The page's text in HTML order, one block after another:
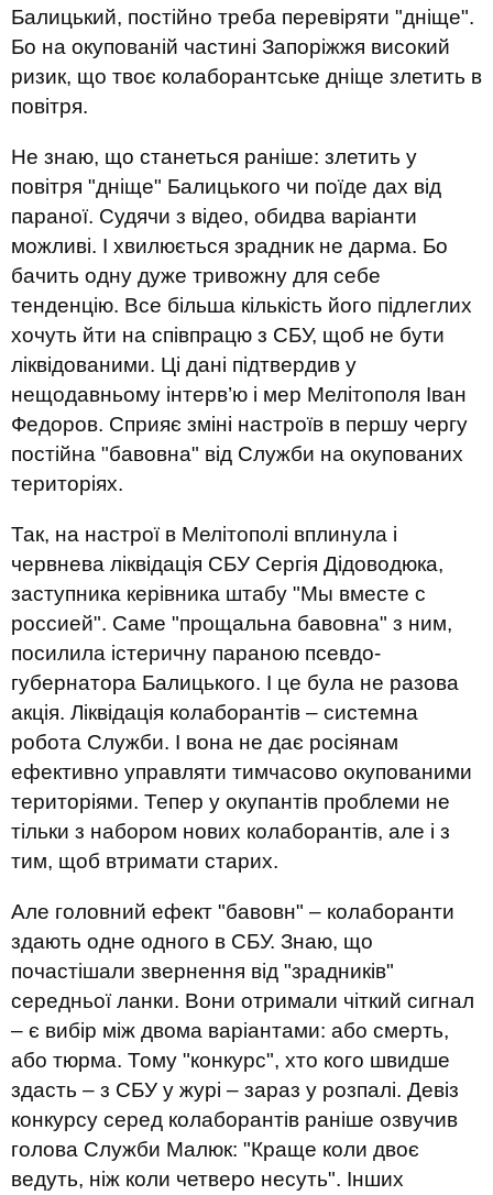
Балицький, постійно треба перевіряти "дніще".
Бо на окупованій частині Запоріжжя високий
ризик, що твоє колаборантське дніще злетить в
повітря.
Не знаю, що станеться раніше: злетить у
повітря "дніще" Балицького чи поїде дах від
параної. Судячи з відео, обидва варіанти
можливі. І хвилюється зрадник не дарма. Бо
бачить одну дуже тривожну для себе
тенденцію. Все більша кількість його підлеглих
хочуть йти на співпрацю з СБУ, щоб не бути
ліквідованими. Ці дані підтвердив у
нещодавньому інтерв’ю і мер Мелітополя Іван
Федоров. Сприяє зміні настроїв в першу чергу
постійна "бавовна" від Служби на окупованих
територіях.
Так, на настрої в Мелітополі вплинула і
червнева ліквідація СБУ Сергія Дідоводюка,
заступника керівника штабу "Мы вместе с
россией". Саме "прощальна бавовна" з ним,
посилила істеричну параною псевдо-
губернатора Балицького. І це була не разова
акція. Ліквідація колаборантів – системна
робота Служби. І вона не дає росіянам
ефективно управляти тимчасово окупованими
територіями. Тепер у окупантів проблеми не
тільки з набором нових колаборантів, але і з
тим, щоб втримати старих.
Але головний ефект "бавовн" – колаборанти
здають одне одного в СБУ. Знаю, що
почастішали звернення від "зрадників"
середньої ланки. Вони отримали чіткий сигнал
– є вибір між двома варіантами: або смерть,
або тюрма. Тому "конкурс", хто кого швидше
здасть – з СБУ у журі – зараз у розпалі. Девіз
конкурсу серед колаборантів раніше озвучив
голова Служби Малюк: "Краще коли двоє
ведуть, ніж коли четверо несуть". Інших